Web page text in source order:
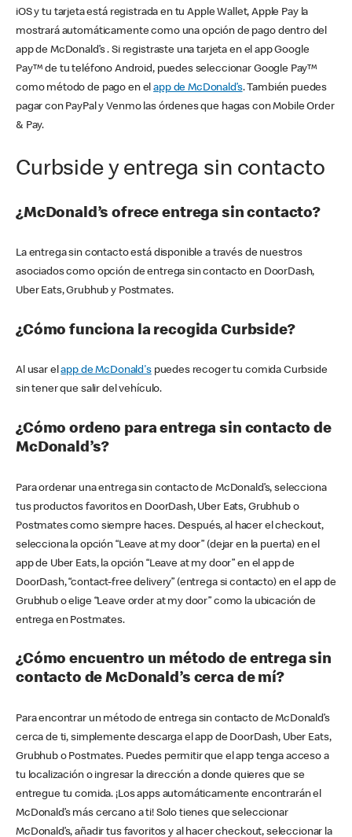
iOS y tu tarjeta está registrada en tu Apple Wallet, Apple Pay la
mostrará automáticamente como una opción de pago dentro del
app de McDonald’s . Si registraste una tarjeta en el app Google
Pay™ de tu teléfono Android, puedes seleccionar Google Pay™
como método de pago en elapp de McDonald’s. También puedes
pagar con PayPal y Venmo las órdenes que hagas con Mobile Order
& Pay.
Curbside y entrega sin contacto
¿McDonald’s ofrece entrega sin contacto?
La entrega sin contacto está disponible a través de nuestros
asociados como opción de entrega sin contacto en DoorDash,
Uber Eats, Grubhub y Postmates.
¿Cómo funciona la recogida Curbside?
Al usar elapp de McDonald'spuedes recoger tu comida Curbside
sin tener que salir del vehículo.
¿Cómo ordeno para entrega sin contacto de
McDonald’s?
Para ordenar una entrega sin contacto de McDonald’s, selecciona
tus productos favoritos en DoorDash, Uber Eats, Grubhub o
Postmates como siempre haces. Después, al hacer el checkout,
selecciona la opción “Leave at my door” (dejar en la puerta) en el
app de Uber Eats, la opción “Leave at my door” en el app de
DoorDash, “contact-free delivery” (entrega si contacto) en el app de
Grubhub o elige “Leave order at my door” como la ubicación de
entrega en Postmates.
¿Cómo encuentro un método de entrega sin
contacto de McDonald’s cerca de mí?
Para encontrar un método de entrega sin contacto de McDonald’s
cerca de ti, simplemente descarga el app de DoorDash, Uber Eats,
Grubhub o Postmates. Puedes permitir que el app tenga acceso a
tu localización o ingresar la dirección a donde quieres que se
entregue tu comida. ¡Los apps automáticamente encontrarán el
McDonald’s más cercano a ti! Solo tienes que seleccionar
McDonald’s, añadir tus favoritos y al hacer checkout, seleccionar la